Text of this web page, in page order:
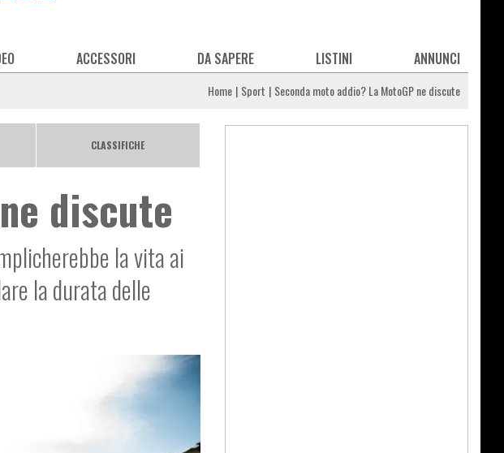
ACCESSORI DA SAPERE LISTINI ANNUNCI
Home Sport Seconda moto addio? La MotoGP ne discute
CLASSIFICHE
discute
la vita ai
la durata delle